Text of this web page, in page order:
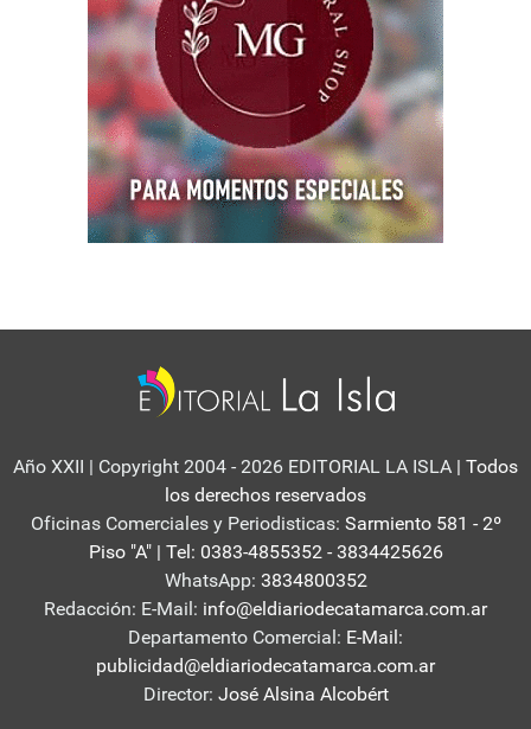
Año XXII | Copyright 2004 - 2026 EDITORIAL LA ISLA | Todos
los derechos reservados
Oficinas Comerciales y Periodisticas: Sarmiento 581 - 2º
Piso "A" | Tel: 0383-4855352 - 3834425626
WhatsApp: 3834800352
Redacción: E-Mail: info@eldiariodecatamarca.com.ar
Departamento Comercial: E-Mail:
publicidad@eldiariodecatamarca.com.ar
Director: José Alsina Alcobért